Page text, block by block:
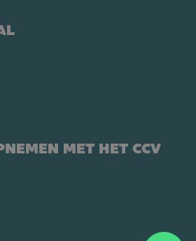
MET HET CCV